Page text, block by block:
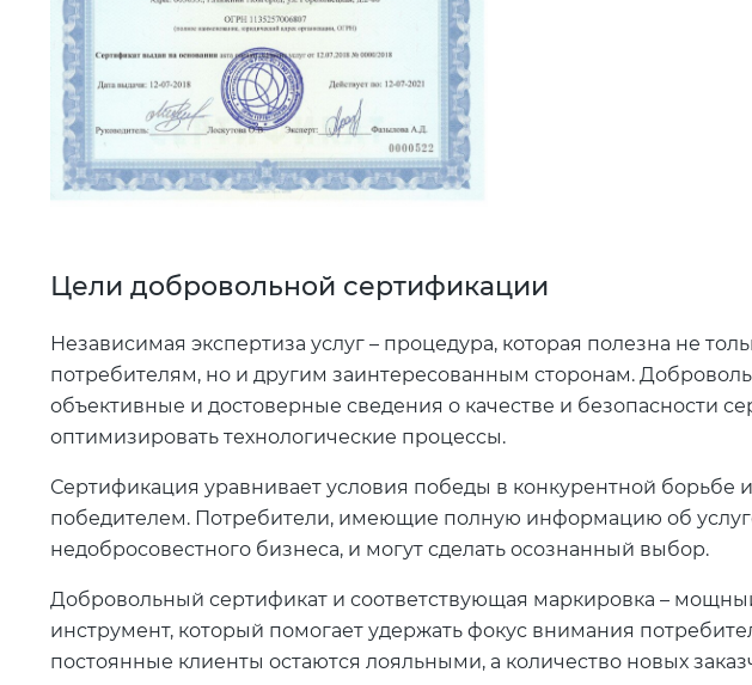
Цели добровольной сертификации
Независимая экспертиза услуг – процедура, которая полезна не
потребителям, но и другим заинтересованным сторонам.
объективные и достоверные сведения о качестве и безопасности
оптимизировать технологические процессы.
Сертификация уравнивает условия победы в конкурентной борьбе
победителем. Потребители, имеющие полную информацию об
недобросовестного бизнеса, и могут сделать осознанный выбор.
Добровольный сертификат и соответствующая маркировка –
инструмент, который помогает удержать фокус внимания
постоянные клиенты остаются лояльными, а количество новых